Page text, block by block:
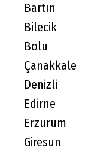
Bartın
Bilecik
Bolu
Çanakkale
Denizli
Edirne
Erzurum
Giresun